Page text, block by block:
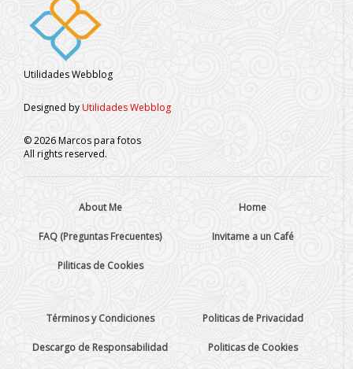
Utilidades Webblog
Designed byUtilidades Webblog
©2026Marcos para fotos
All rights reserved.
About Me Home
FAQ (Preguntas Frecuentes) Invitame a un Café
Piliticas de Cookies
Términos y Condiciones Politicas de Privacidad
Descargo de Responsabilidad Politicas de Cookies